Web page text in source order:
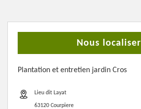
Nous localiser
Plantation et entretien jardin Cros
Lieu dit Layat
63120 Courpiere